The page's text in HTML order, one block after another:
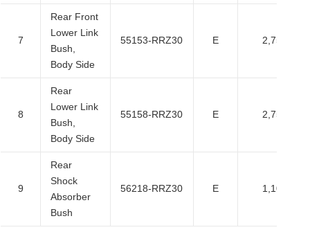
7
Rear Front
Lower Link
Bush,
Body Side
55153-RRZ30 E 2,750
8
Rear
Lower Link
Bush,
Body Side
55158-RRZ30 E 2,750
9
Rear
Shock
Absorber
Bush
56218-RRZ30 E 1,100